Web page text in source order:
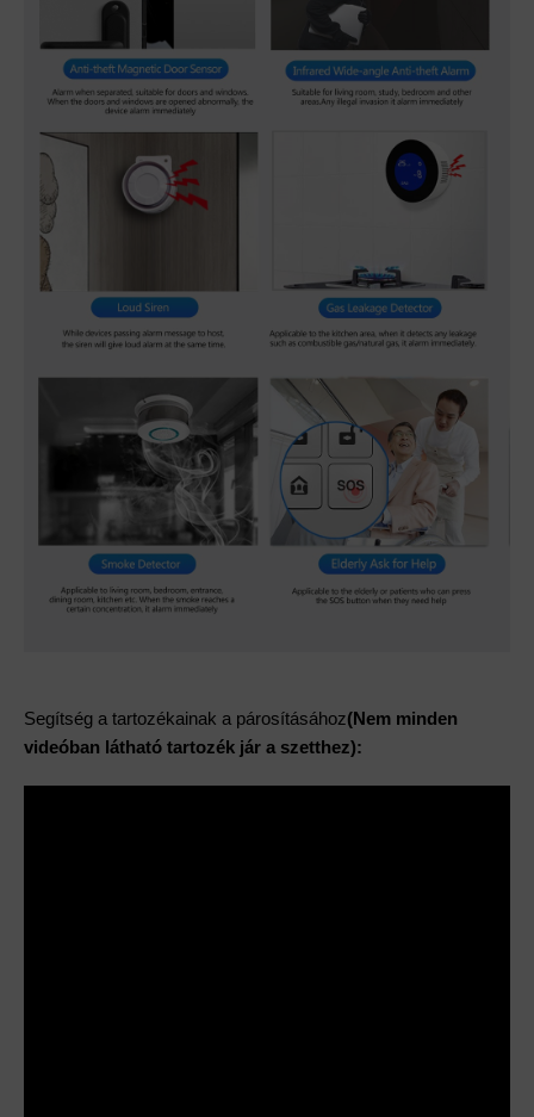
Segítség a tartozékainak a párosításához(Nem minden
videóban látható tartozék jár a szetthez):